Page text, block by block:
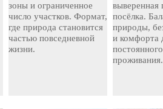
зоны и ограниченное
число участков. Формат,
где природа становится
частью повседневной
жизни.
выверенная
посёлка.
природы,
и комфорта
постоянного
проживания.